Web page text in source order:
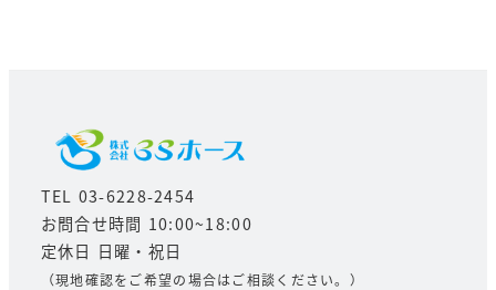
TEL 03-6228-2454
お問合せ時間 10:00~18:00
定休日 日曜・祝日
（現地確認をご希望の場合はご相談ください。）